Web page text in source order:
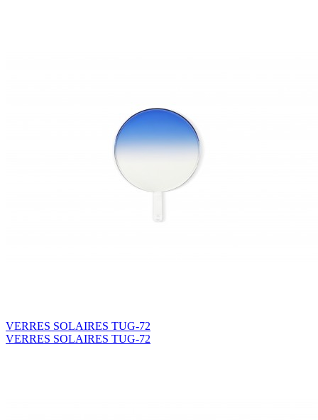
VERRES SOLAIRES TUG-72
VERRES SOLAIRES TUG-72